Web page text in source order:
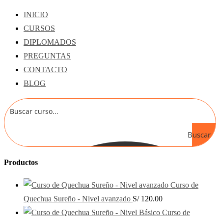
INICIO
CURSOS
DIPLOMADOS
PREGUNTAS
CONTACTO
BLOG
Buscar
Productos
Curso de
Quechua Sureño - Nivel avanzado S/120.00
Curso de